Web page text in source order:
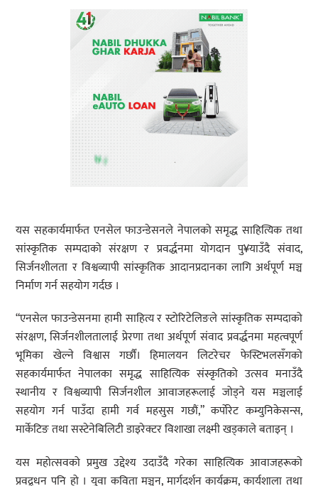
यस सहकार्यमार्फत एनसेल फाउन्डेसनले नेपालको समृद्ध साहित्यिक तथा
सांस्कृतिक सम्पदाको संरक्षण र प्रवर्द्धनमा योगदान पु¥याउँदै संवाद,
सिर्जनशीलता र विश्वव्यापी सांस्कृतिक आदानप्रदानका लागि अर्थपूर्ण मञ्च
निर्माण गर्न सहयोग गर्दछ ।
“एनसेल फाउन्डेसनमा हामी साहित्य र स्टोरिटेलिङले सांस्कृतिक सम्पदाको
संरक्षण, सिर्जनशीलतालाई प्रेरणा तथा अर्थपूर्ण संवाद प्रवर्द्धनमा महत्वपूर्ण
भूमिका खेल्ने विश्वास गर्छौं। हिमालयन लिटरेचर फेस्टिभलसँगको
सहकार्यमार्फत नेपालका समृद्ध साहित्यिक संस्कृतिको उत्सव मनाउँदै
स्थानीय र विश्वव्यापी सिर्जनशील आवाजहरूलाई जोड्ने यस मञ्चलाई
सहयोग गर्न पाउँदा हामी गर्व महसुस गछौं,” कर्पोरेट कम्युनिकेसन्स,
मार्केटिङ तथा सस्टेनेबिलिटी डाइरेक्टर विशाखा लक्ष्मी खड्काले बताइन् ।
यस महोत्सवको प्रमुख उद्देश्य उदाउँदै गरेका साहित्यिक आवाजहरूको
प्रवद्र्धन पनि हो । युवा कविता मञ्चन, मार्गदर्शन कार्यक्रम, कार्यशाला तथा